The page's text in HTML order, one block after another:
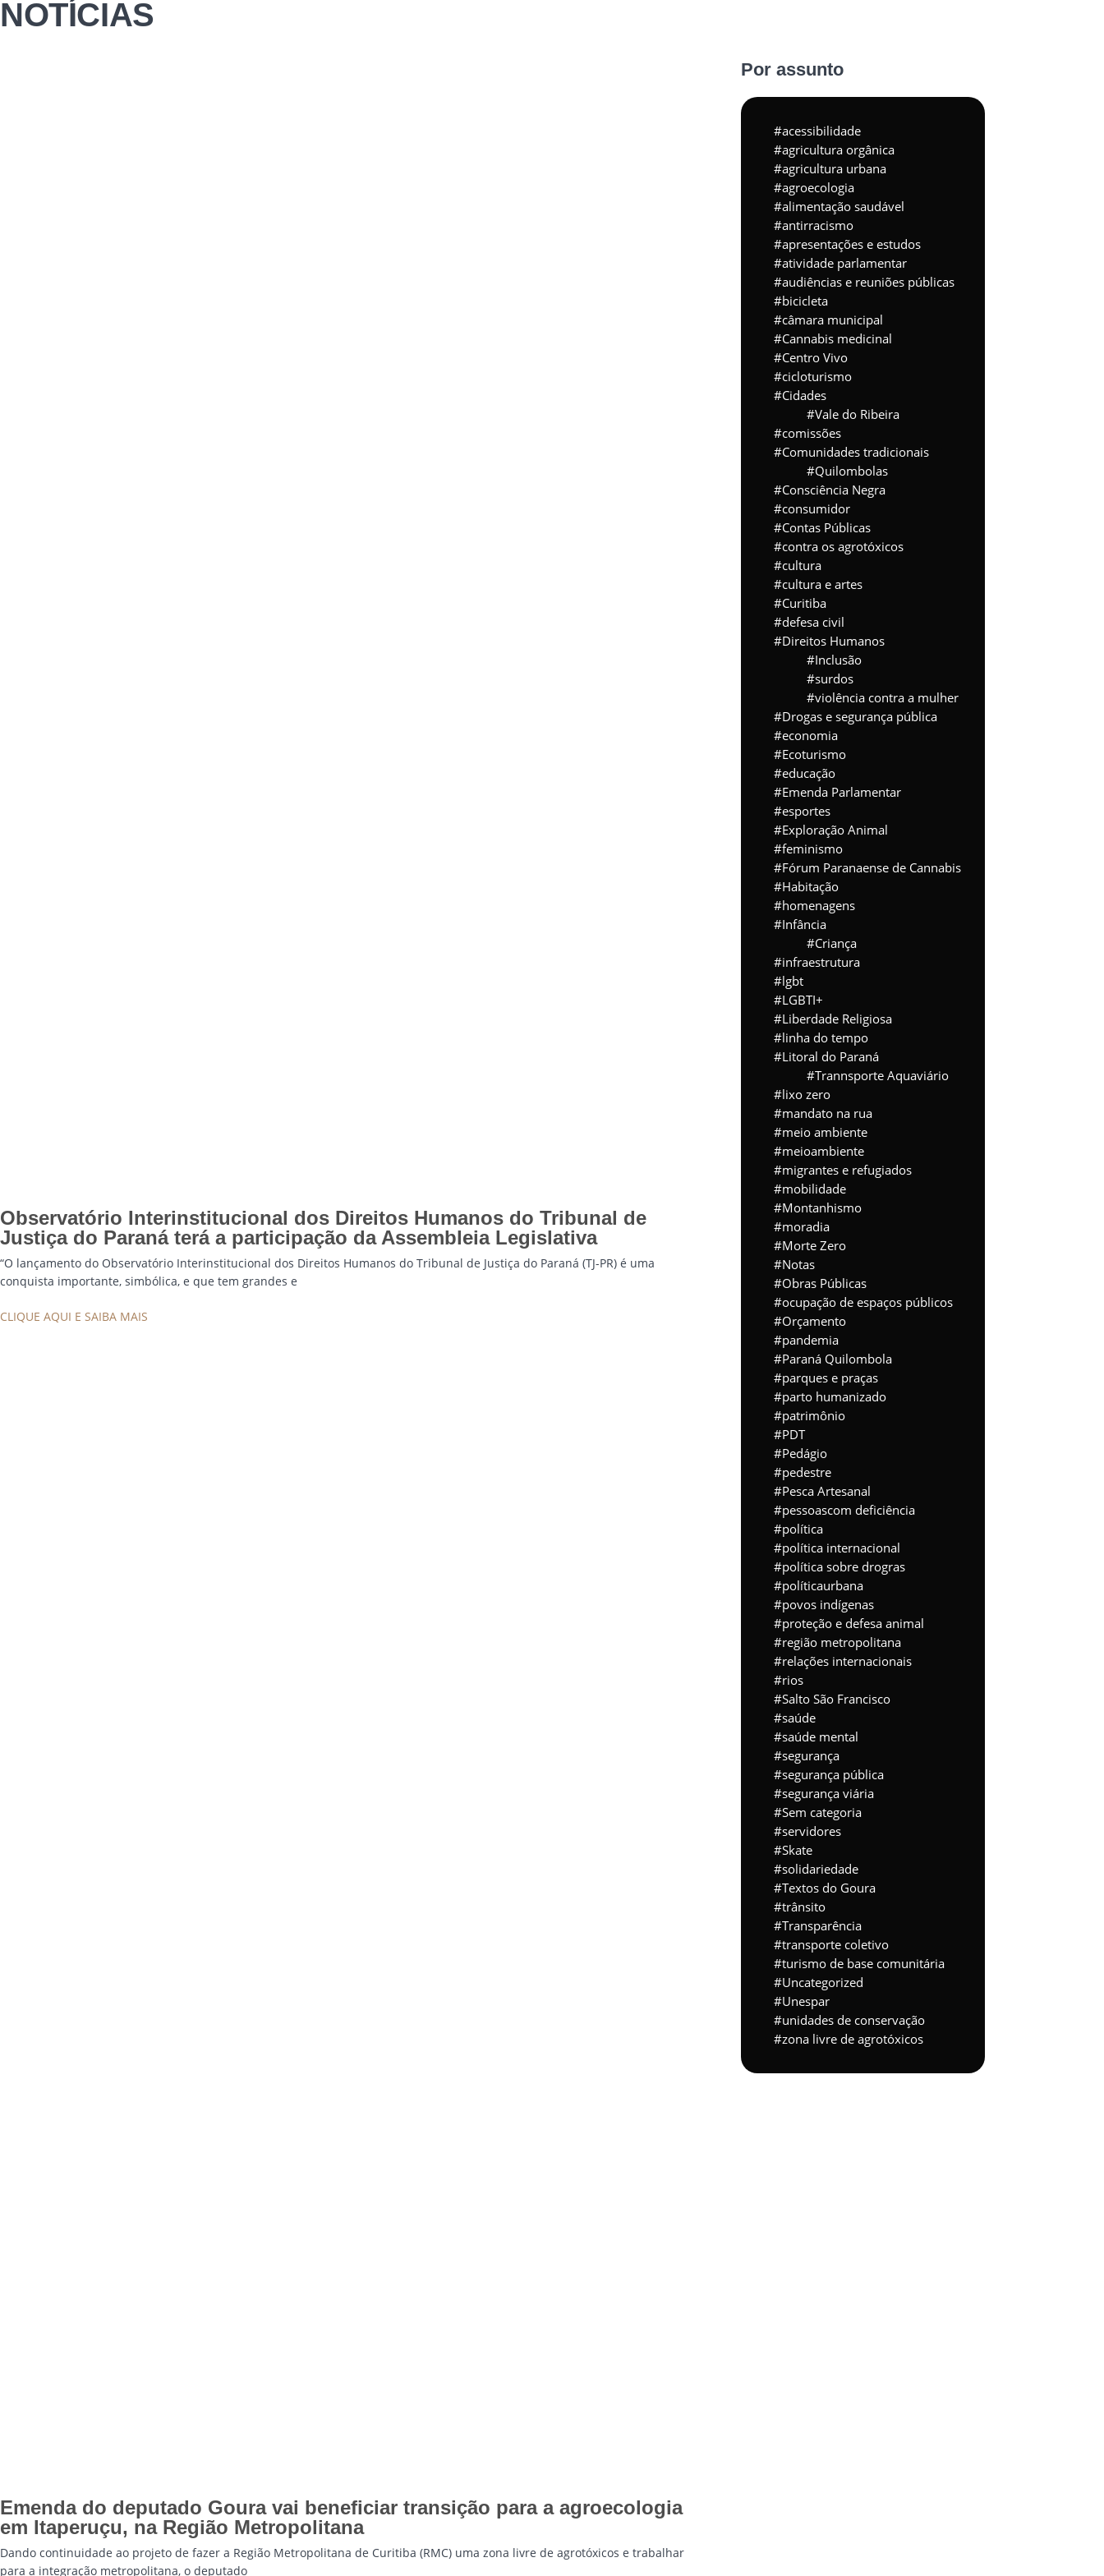
NOTÍCIAS
Observatório Interinstitucional dos Direitos Humanos do Tribunal de
Justiça do Paraná terá a participação da Assembleia Legislativa
“O lançamento do Observatório Interinstitucional dos Direitos Humanos do Tribunal de Justiça do Paraná (TJ-PR) é uma
conquista importante, simbólica, e que tem grandes e
CLIQUE AQUI E SAIBA MAIS
Emenda do deputado Goura vai beneficiar transição para a agroecologia
em Itaperuçu, na Região Metropolitana
Dando continuidade ao projeto de fazer a Região Metropolitana de Curitiba (RMC) uma zona livre de agrotóxicos e trabalhar
para a integração metropolitana, o deputado
Por assunto
acessibilidade
agricultura orgânica
agricultura urbana
agroecologia
alimentação saudável
antirracismo
apresentações e estudos
atividade parlamentar
audiências e reuniões públicas
bicicleta
câmara municipal
Cannabis medicinal
Centro Vivo
cicloturismo
Cidades
Vale do Ribeira
comissões
Comunidades tradicionais
Quilombolas
Consciência Negra
consumidor
Contas Públicas
contra os agrotóxicos
cultura
cultura e artes
Curitiba
defesa civil
Direitos Humanos
Inclusão
surdos
violência contra a mulher
Drogas e segurança pública
economia
Ecoturismo
educação
Emenda Parlamentar
esportes
Exploração Animal
feminismo
Fórum Paranaense de Cannabis
Habitação
homenagens
Infância
Criança
infraestrutura
lgbt
LGBTI+
Liberdade Religiosa
linha do tempo
Litoral do Paraná
Trannsporte Aquaviário
lixo zero
mandato na rua
meio ambiente
meioambiente
migrantes e refugiados
mobilidade
Montanhismo
moradia
Morte Zero
Notas
Obras Públicas
ocupação de espaços públicos
Orçamento
pandemia
Paraná Quilombola
parques e praças
parto humanizado
patrimônio
PDT
Pedágio
pedestre
Pesca Artesanal
pessoascom deficiência
política
política internacional
política sobre drogras
políticaurbana
povos indígenas
proteção e defesa animal
região metropolitana
relações internacionais
rios
Salto São Francisco
saúde
saúde mental
segurança
segurança pública
segurança viária
Sem categoria
servidores
Skate
solidariedade
Textos do Goura
trânsito
Transparência
transporte coletivo
turismo de base comunitária
Uncategorized
Unespar
unidades de conservação
zona livre de agrotóxicos